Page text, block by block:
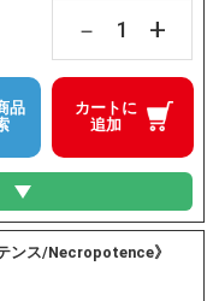
－ +
カートに
追加
品
ンス/Necropotence》